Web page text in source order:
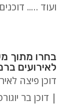
ועוד …..
לאירועים
דוכן פיצה
| דוכן בר